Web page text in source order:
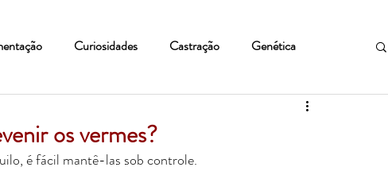
Curiosidades Castração Genética
os vermes?
é fácil mantê-las sob controle.